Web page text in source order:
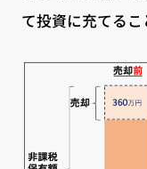
て投資に充てるこ